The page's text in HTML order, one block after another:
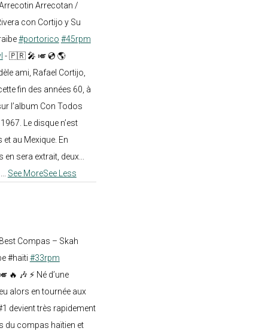
Arrecotan /
con Cortijo y Su
#portorico #45rpm
- 🇵🇷 🎤 🎺 💿 🌎
ami, Rafael Cortijo,
fin des années 60, à
l’album Con Todos
Le disque n’est
et au Mexique. En
sera extrait, deux...
See MoreSee Less
Compas – Skah
#haïti #33rpm
🔥 🎶 ⚡ Né d’une
alors en tournée aux
devient très rapidement
du compas haïtien et